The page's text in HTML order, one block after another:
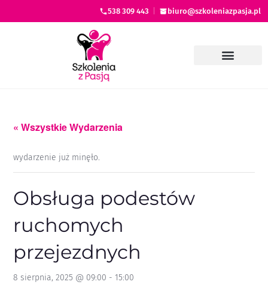
538 309 443 biuro@szkoleniazpasja.pl
« Wszystkie Wydarzenia
wydarzenie już minęło.
Obsługa podestów
ruchomych
przejezdnych
8 sierpnia, 2025 @ 09:00 - 15:00